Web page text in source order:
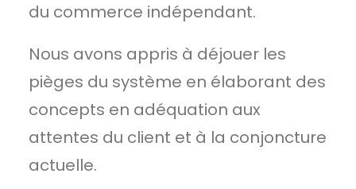
du commerce indépendant.
Nous avons appris à déjouer les
pièges du système en élaborant des
concepts en adéquation aux
attentes du client et à la conjoncture
actuelle.